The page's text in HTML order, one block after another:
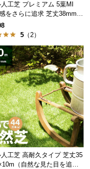
人工芝 プレミアム 5葉MI
をさらに追求 芝丈38mm 2
5 （2）
人工芝 高耐久タイプ 芝丈35
（自然な見た目を追